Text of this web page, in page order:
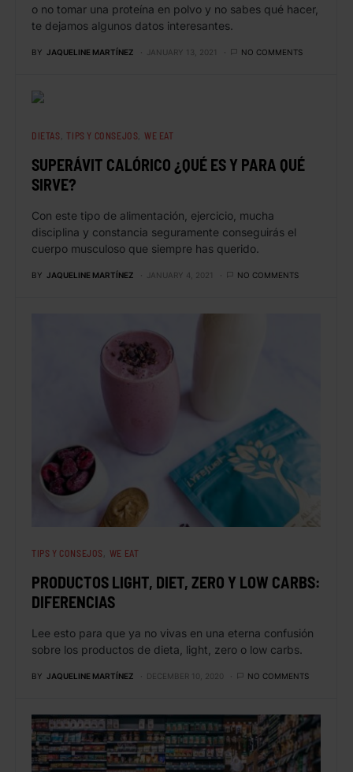
o no tomar una proteína en polvo y no sabes qué hacer,
te dejamos algunos datos interesantes.
BY JAQUELINE MARTÍNEZ JANUARY 13, 2021 NO COMMENTS
DIETAS TIPS Y CONSEJOS WE EAT
SUPERÁVIT CALÓRICO ¿QUÉ ES Y PARA QUÉ
SIRVE?
Con este tipo de alimentación, ejercicio, mucha
disciplina y constancia seguramente conseguirás el
cuerpo musculoso que siempre has querido.
BY JAQUELINE MARTÍNEZ JANUARY 4, 2021 NO COMMENTS
TIPS Y CONSEJOS WE EAT
PRODUCTOS LIGHT, DIET, ZERO Y LOW CARBS:
DIFERENCIAS
Lee esto para que ya no vivas en una eterna confusión
sobre los productos de dieta, light, zero o low carbs.
BY JAQUELINE MARTÍNEZ DECEMBER 10, 2020 NO COMMENTS